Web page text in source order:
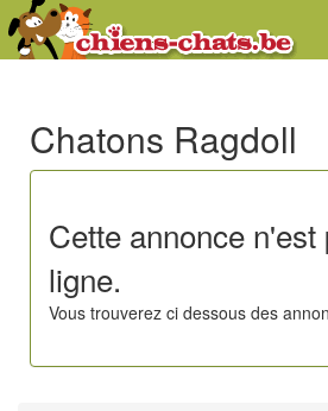
Chatons Ragdoll
Cette annonce n'est
ligne.
Vous trouverez ci dessous des